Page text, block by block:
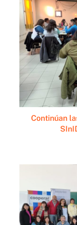
Continúan